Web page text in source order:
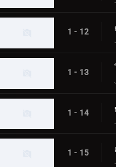
1 - 12
1 - 13
1 - 14
1 - 15